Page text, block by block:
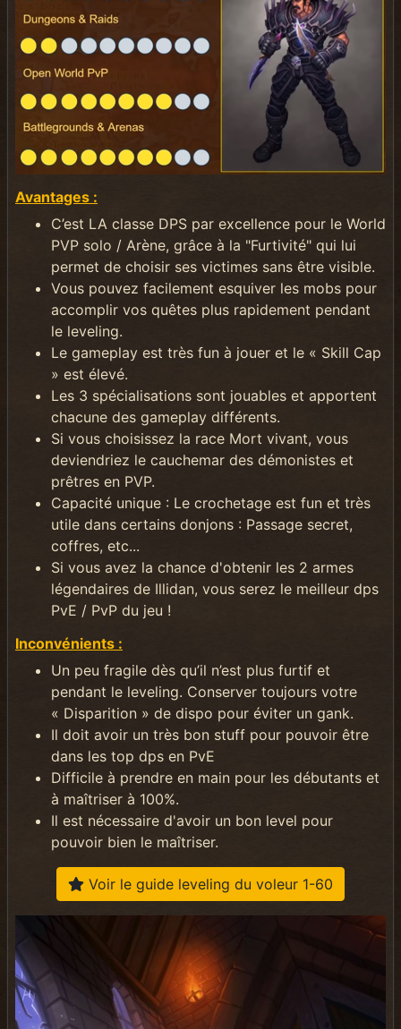
Avantages :
C’est LA classe DPS par excellence pour le World
PVP solo / Arène, grâce à la "Furtivité" qui lui
permet de choisir ses victimes sans être visible.
Vous pouvez facilement esquiver les mobs pour
accomplir vos quêtes plus rapidement pendant
le leveling.
Le gameplay est très fun à jouer et le « Skill Cap
» est élevé.
Les 3 spécialisations sont jouables et apportent
chacune des gameplay différents.
Si vous choisissez la race Mort vivant, vous
deviendriez le cauchemar des démonistes et
prêtres en PVP.
Capacité unique : Le crochetage est fun et très
utile dans certains donjons : Passage secret,
coffres, etc...
Si vous avez la chance d'obtenir les 2 armes
légendaires de Illidan, vous serez le meilleur dps
PvE / PvP du jeu !
Inconvénients :
Un peu fragile dès qu’il n’est plus furtif et
pendant le leveling. Conserver toujours votre
« Disparition » de dispo pour éviter un gank.
Il doit avoir un très bon stuff pour pouvoir être
dans les top dps en PvE
Difficile à prendre en main pour les débutants et
à maîtriser à 100%.
Il est nécessaire d'avoir un bon level pour
pouvoir bien le maîtriser.
Voir le guide leveling du voleur 1-60